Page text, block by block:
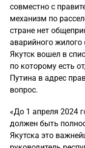
совместно с
механизм по
стране нет
аварийного
Якутск вошел в
по которому есть
Путина в адрес
вопрос.
«До 1 апреля 2024
должен быть
Якутска это